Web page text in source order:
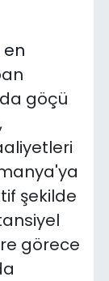
en
göçü
şekilde
görece